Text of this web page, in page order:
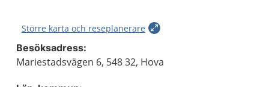
Större karta och reseplanerare
Besöksadress:
Mariestadsvägen 6, 548 32, Hova